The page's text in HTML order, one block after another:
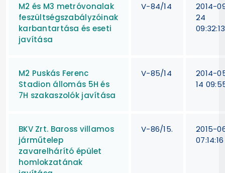
M2 és M3 metróvonalak
feszültségszabályzóinak
karbantartása és eseti
javítása
V-84/14
2014-
24
09:32:13
M2 Puskás Ferenc
Stadion állomás 5H és
7H szakaszolók javítása
V-85/14
2014-
14
BKV Zrt. Baross villamos
járműtelep
zavarelhárító épület
homlokzatának
V-86/15.
2015-
07:14:16